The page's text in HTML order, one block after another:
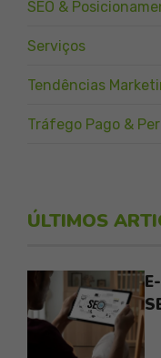
SEO &
Serviços
Tendências
Tráfego Pago &
ÚLTIMOS